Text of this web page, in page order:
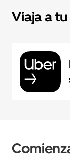
Viaja a